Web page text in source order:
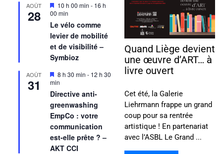
AOÛT
28
Mis
en
avant
10 h 00 min - 16 h
00 min
Le vélo comme
levier de mobilité
et de visibilité –
Symbioz
AOÛT
31
Mis
en
avant
8 h 30 min - 12 h 30
min
Directive anti-
greenwashing
EmpCo : votre
communication
est-elle prête ? –
AKT CCI
Quand Liège devient
une œuvre d’ART… à
livre ouvert
Cet été, la Galerie
Liehrmann frappe un grand
coup pour sa rentrée
artistique ! En partenariat
avec l’ASBL Le Grand ...